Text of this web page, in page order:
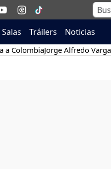
Salas Tráilers Noticias
a ColombiaJorge Alfredo